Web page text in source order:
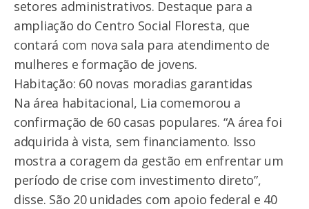
setores administrativos. Destaque para a
ampliação do Centro Social Floresta, que
contará com nova sala para atendimento de
mulheres e formação de jovens.
Habitação: 60 novas moradias garantidas
Na área habitacional, Lia comemorou a
confirmação de 60 casas populares. “A área foi
adquirida à vista, sem financiamento. Isso
mostra a coragem da gestão em enfrentar um
período de crise com investimento direto”,
disse. São 20 unidades com apoio federal e 40